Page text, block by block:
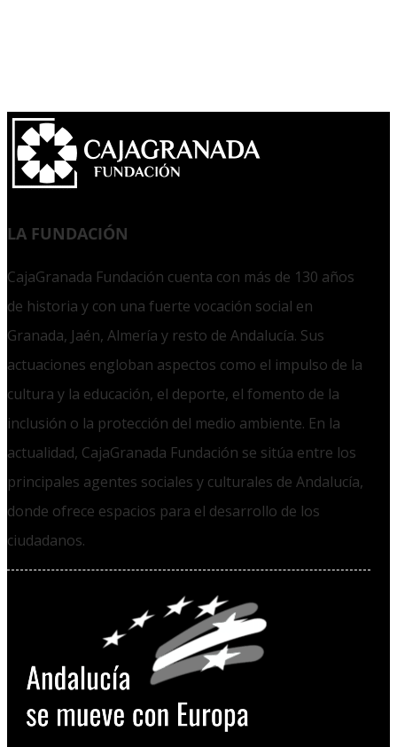
LA FUNDACIÓN
CajaGranada Fundación cuenta con más de 130 años
de historia y con una fuerte vocación social en
Granada, Jaén, Almería y resto de Andalucía. Sus
actuaciones engloban aspectos como el impulso de la
cultura y la educación, el deporte, el fomento de la
inclusión o la protección del medio ambiente. En la
actualidad, CajaGranada Fundación se sitúa entre los
principales agentes sociales y culturales de Andalucía,
donde ofrece espacios para el desarrollo de los
ciudadanos.